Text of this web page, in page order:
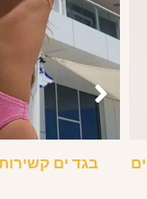
בגד ים